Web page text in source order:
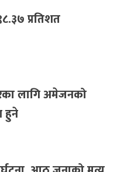
प्रतिशत
लागि अमेजनको
हुने